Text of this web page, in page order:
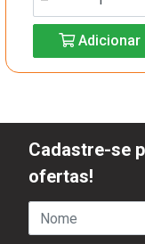
Adicionar
Cadastre-se
ofertas!